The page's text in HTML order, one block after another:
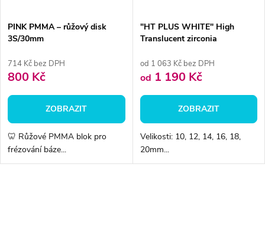
PINK PMMA – růžový disk
3S/30mm
714 Kč bez DPH
800 Kč
ZOBRAZIT
🦷 Růžové PMMA blok pro
frézování báze...
"HT PLUS WHITE" High
Translucent zirconia
od 1 063 Kč bez DPH
od 1 190 Kč
ZOBRAZIT
Velikosti: 10, 12, 14, 16, 18,
20mm...